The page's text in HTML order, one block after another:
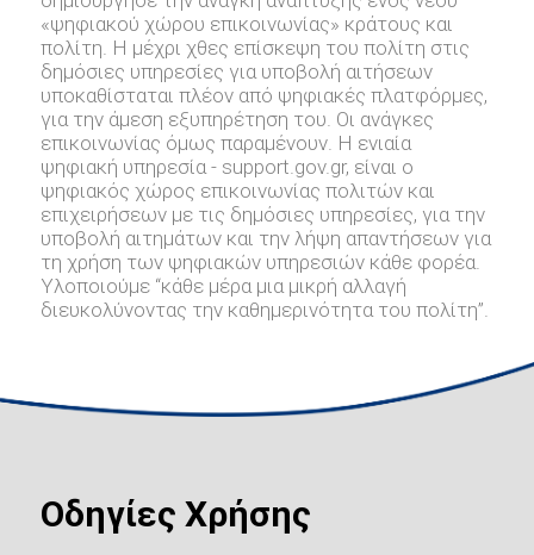
«ψηφιακού χώρου επικοινωνίας» κράτους και
πολίτη. Η μέχρι χθες επίσκεψη του πολίτη στις
δημόσιες υπηρεσίες για υποβολή αιτήσεων
υποκαθίσταται πλέον από ψηφιακές πλατφόρμες,
για την άμεση εξυπηρέτηση του. Οι ανάγκες
επικοινωνίας όμως παραμένουν. Η ενιαία
ψηφιακή υπηρεσία - support.gov.gr, είναι ο
ψηφιακός χώρος επικοινωνίας πολιτών και
επιχειρήσεων με τις δημόσιες υπηρεσίες, για την
υποβολή αιτημάτων και την λήψη απαντήσεων για
τη χρήση των ψηφιακών υπηρεσιών κάθε φορέα.
Υλοποιούμε “κάθε μέρα μια μικρή αλλαγή
διευκολύνοντας την καθημερινότητα του πολίτη”.
Οδηγίες Χρήσης